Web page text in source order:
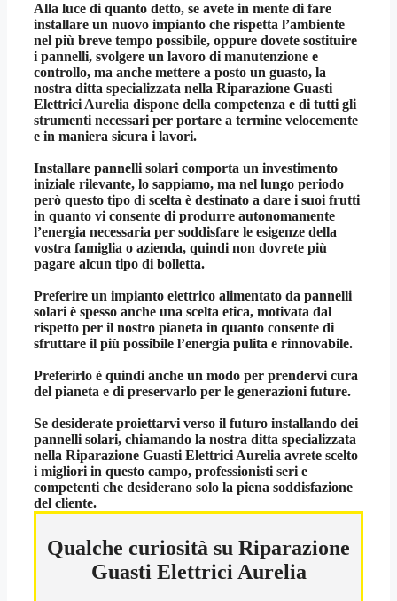
Alla luce di quanto detto, se avete in mente di fare
installare un nuovo impianto che rispetta l’ambiente
nel più breve tempo possibile, oppure dovete sostituire
i pannelli, svolgere un lavoro di manutenzione e
controllo, ma anche mettere a posto un guasto, la
nostra ditta specializzata nella Riparazione Guasti
Elettrici Aurelia dispone della competenza e di tutti gli
strumenti necessari per portare a termine velocemente
e in maniera sicura i lavori.
Installare pannelli solari comporta un investimento
iniziale rilevante, lo sappiamo, ma nel lungo periodo
però questo tipo di scelta è destinato a dare i suoi frutti
in quanto vi consente di produrre autonomamente
l’energia necessaria per soddisfare le esigenze della
vostra famiglia o azienda, quindi non dovrete più
pagare alcun tipo di bolletta.
Preferire un impianto elettrico alimentato da pannelli
solari è spesso anche una scelta etica, motivata dal
rispetto per il nostro pianeta in quanto consente di
sfruttare il più possibile l’energia pulita e rinnovabile.
Preferirlo è quindi anche un modo per prendervi cura
del pianeta e di preservarlo per le generazioni future.
Se desiderate proiettarvi verso il futuro installando dei
pannelli solari, chiamando la nostra ditta specializzata
nella Riparazione Guasti Elettrici Aurelia avrete scelto
i migliori in questo campo, professionisti seri e
competenti che desiderano solo la piena soddisfazione
del cliente.
Qualche curiosità su Riparazione
Guasti Elettrici Aurelia